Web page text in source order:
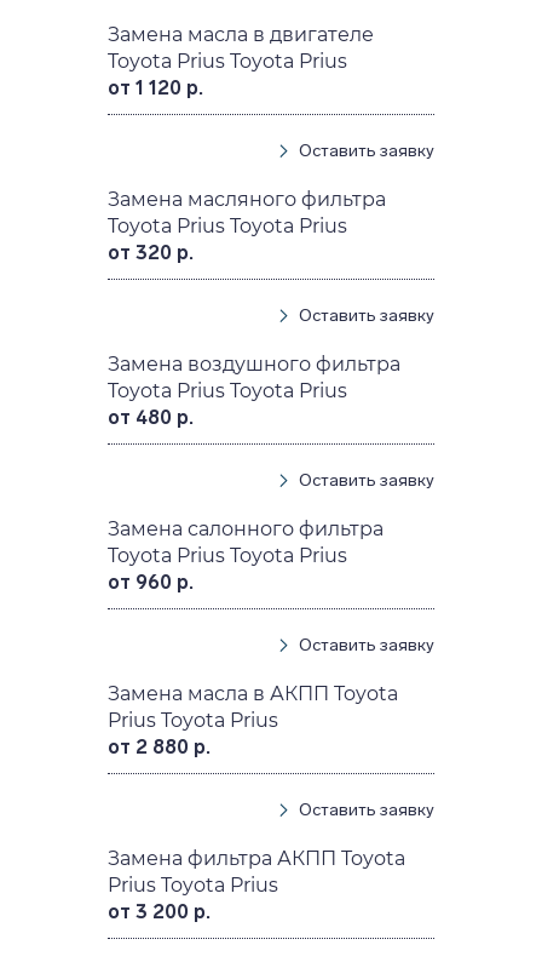
Замена масла в двигателе
Toyota Prius Toyota Prius
от 1 120 р.
Оставить заявку
Замена масляного фильтра
Toyota Prius Toyota Prius
от 320 р.
Оставить заявку
Замена воздушного фильтра
Toyota Prius Toyota Prius
от 480 р.
Оставить заявку
Замена салонного фильтра
Toyota Prius Toyota Prius
от 960 р.
Оставить заявку
Замена масла в АКПП Toyota
Prius Toyota Prius
от 2 880 р.
Оставить заявку
Замена фильтра АКПП Toyota
Prius Toyota Prius
от 3 200 р.